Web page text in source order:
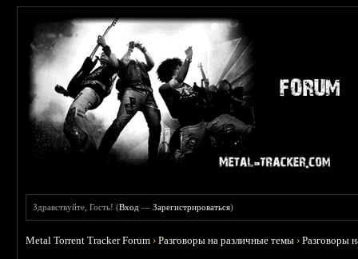
Здравствуйте, Гость! (Вход —Зарегистрироваться)
Metal Torrent Tracker Forum ›Разговоры на различные темы ›Разговоры